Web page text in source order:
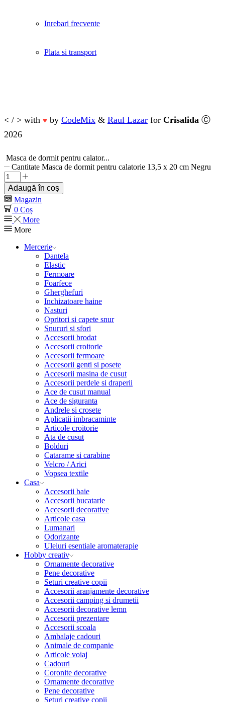
Inrebari frecvente
Plata si transport
< / > with ♥ by CodeMix & Raul Lazar for Crisalida Ⓒ
2026
Masca de dormit pentru calator...
Cantitate Masca de dormit pentru calatorie 13,5 x 20 cm Negru
Adaugă în coș
Magazin
0 Coș
More
More
Mercerie
Dantela
Elastic
Fermoare
Foarfece
Gherghefuri
Inchizatoare haine
Nasturi
Opritori si capete snur
Snururi si sfori
Accesorii brodat
Accesorii croitorie
Accesorii fermoare
Accesorii genti si posete
Accesorii masina de cusut
Accesorii perdele si draperii
Ace de cusut manual
Ace de siguranta
Andrele si crosete
Aplicatii imbracaminte
Articole croitorie
Ata de cusut
Bolduri
Catarame si carabine
Velcro / Arici
Vopsea textile
Casa
Accesorii baie
Accesorii bucatarie
Accesorii decorative
Articole casa
Lumanari
Odorizante
Uleiuri esentiale aromaterapie
Hobby creativ
Ornamente decorative
Pene decorative
Seturi creative copii
Accesorii aranjamente decorative
Accesorii camping si drumetii
Accesorii decorative lemn
Accesorii prezentare
Accesorii scoala
Ambalaje cadouri
Animale de companie
Articole voiaj
Cadouri
Coronite decorative
Ornamente decorative
Pene decorative
Seturi creative copii